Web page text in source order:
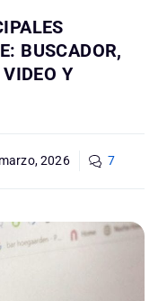
BUSCADOR,
Y
2026 7